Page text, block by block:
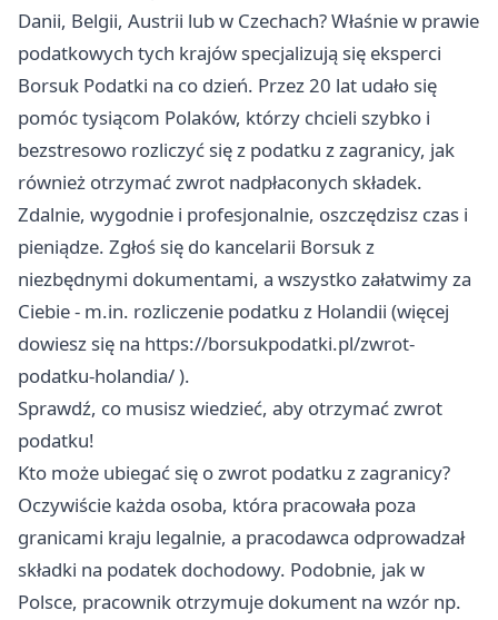
Danii, Belgii, Austrii lub w Czechach? Właśnie w prawie
podatkowych tych krajów specjalizują się eksperci
Borsuk Podatki na co dzień. Przez 20 lat udało się
pomóc tysiącom Polaków, którzy chcieli szybko i
bezstresowo rozliczyć się z podatku z zagranicy, jak
również otrzymać zwrot nadpłaconych składek.
Zdalnie, wygodnie i profesjonalnie, oszczędzisz czas i
pieniądze. Zgłoś się do kancelarii Borsuk z
niezbędnymi dokumentami, a wszystko załatwimy za
Ciebie - m.in. rozliczenie podatku z Holandii (więcej
dowiesz się na https://borsukpodatki.pl/zwrot-
podatku-holandia/).
Sprawdź, co musisz wiedzieć, aby otrzymać zwrot
podatku!
Kto może ubiegać się o zwrot podatku z zagranicy?
Oczywiście każda osoba, która pracowała poza
granicami kraju legalnie, a pracodawca odprowadzał
składki na podatek dochodowy. Podobnie, jak w
Polsce, pracownik otrzymuje dokument na wzór np.